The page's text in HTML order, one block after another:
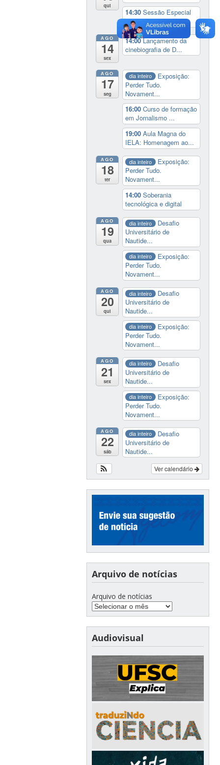
qui
14:30Sessão Especial
do Conselho Esta...
AGO
14
sex
14:00Lançamento da
cinebiografia de D...
AGO
17
seg
dia inteiro
Exposição:
Perder Tudo.
Novament...
16:00Curso de formação
em Jornalismo ...
19:00Aula Magna do
IELA: Homenagem ao...
AGO
18
ter
dia inteiro
Exposição:
Perder Tudo.
Novament...
14:00Soberania
tecnológica e digital
AGO
19
qua
dia inteiro
Desafio
Universitário de
Nautide...
dia inteiro
Exposição:
Perder Tudo.
Novament...
AGO
20
qui
dia inteiro
Desafio
Universitário de
Nautide...
dia inteiro
Exposição:
Perder Tudo.
Novament...
AGO
21
sex
dia inteiro
Desafio
Universitário de
Nautide...
dia inteiro
Exposição:
Perder Tudo.
Novament...
AGO
22
sáb
dia inteiro
Desafio
Universitário de
Nautide...
Ver calendário
Arquivo de notícias
Arquivo de notícias
Audiovisual